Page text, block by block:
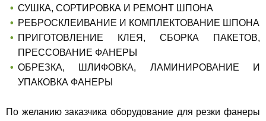
СУШКА, СОРТИРОВКА И РЕМОНТ ШПОНА
РЕБРОСКЛЕИВАНИЕ И КОМПЛЕКТОВАНИЕ ШПОНА
ПРИГОТОВЛЕНИЕ КЛЕЯ, СБОРКА ПАКЕТОВ,
ПРЕССОВАНИЕ ФАНЕРЫ
ОБРЕЗКА, ШЛИФОВКА, ЛАМИНИРОВАНИЕ И
УПАКОВКА ФАНЕРЫ
По желанию заказчика оборудование для резки фанеры